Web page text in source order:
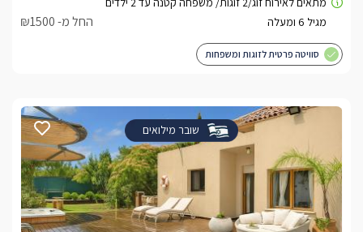
החל מ- ₪1500
סוויטה פרטית לזוגות ומשפחות
שובר מילואים